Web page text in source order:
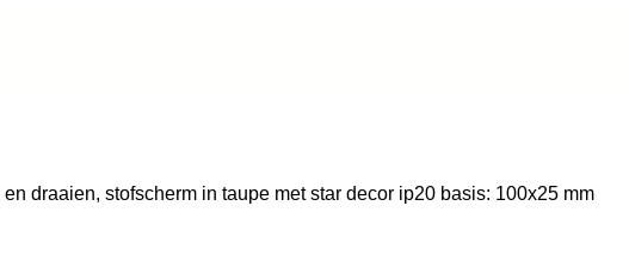
draaien, stofscherm in taupe met star decor ip20 basis: 100x25 mm